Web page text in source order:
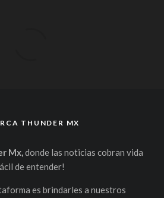
THUNDER MX
Mx,donde las noticias cobran vida
de entender!
es brindarles a nuestros